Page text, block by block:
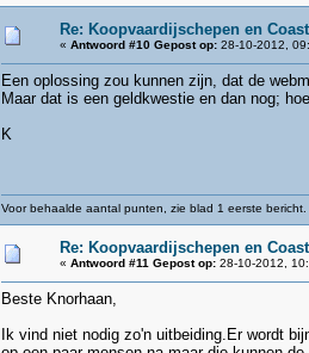
Re: Koopvaardijschepen en
« Antwoord #10 Gepost op: 28-10-2012,
Een oplossing zou kunnen zijn, dat de
Maar dat is een geldkwestie en dan nog;
K
Voor behaalde aantal punten, zie blad 1 eerste bericht.
Re: Koopvaardijschepen en
« Antwoord #11 Gepost op: 28-10-2012,
Beste Knorhaan,
Ik vind niet nodig zo'n uitbeiding.Er wordt